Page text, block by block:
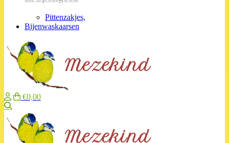
Pittenzakjes,
Bijenwaskaarsen
€0,00